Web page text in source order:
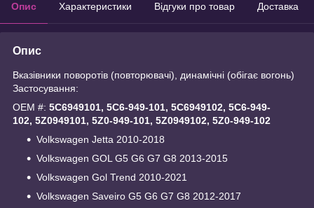
Опис Характеристики Відгуки про товар Доставка
Опис
Вказівники поворотів (повторювачі), динамічні (обігає вогонь)
Застосування:
OEM #: 5C6949101, 5C6-949-101, 5C6949102, 5C6-949-
102, 5Z0949101, 5Z0-949-101, 5Z0949102, 5Z0-949-102
Volkswagen Jetta 2010-2018
Volkswagen GOL G5 G6 G7 G8 2013-2015
Volkswagen Gol Trend 2010-2021
Volkswagen Saveiro G5 G6 G7 G8 2012-2017